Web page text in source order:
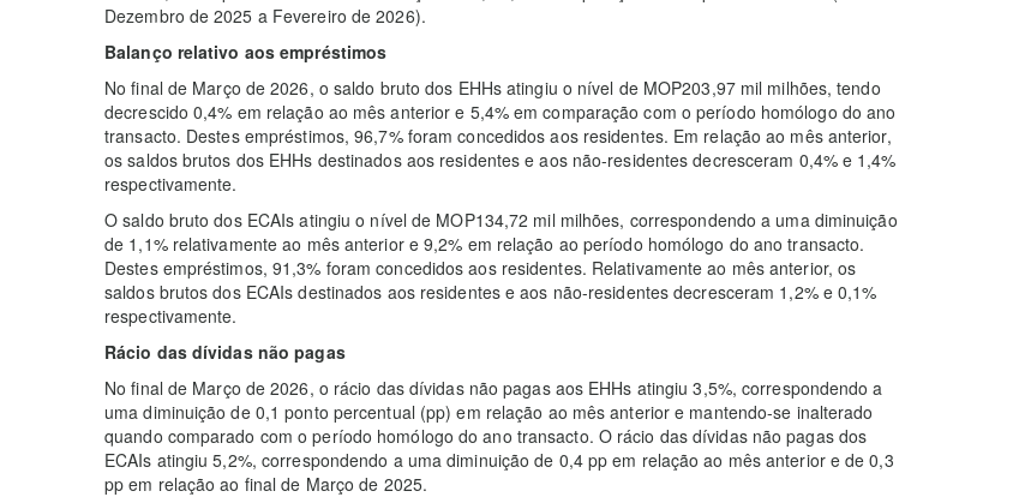
Dezembro de 2025 a Fevereiro de 2026).
Balanço relativo aos empréstimos
No final de Março de 2026, o saldo bruto dos EHHs atingiu o nível de MOP203,97 mil milhões, tendo
decrescido 0,4% em relação ao mês anterior e 5,4% em comparação com o período homólogo do ano
transacto. Destes empréstimos, 96,7% foram concedidos aos residentes. Em relação ao mês anterior,
os saldos brutos dos EHHs destinados aos residentes e aos não-residentes decresceram 0,4% e 1,4%
respectivamente.
O saldo bruto dos ECAIs atingiu o nível de MOP134,72 mil milhões, correspondendo a uma diminuição
de 1,1% relativamente ao mês anterior e 9,2% em relação ao período homólogo do ano transacto.
Destes empréstimos, 91,3% foram concedidos aos residentes. Relativamente ao mês anterior, os
saldos brutos dos ECAIs destinados aos residentes e aos não-residentes decresceram 1,2% e 0,1%
respectivamente.
Rácio das dívidas não pagas
No final de Março de 2026, o rácio das dívidas não pagas aos EHHs atingiu 3,5%, correspondendo a
uma diminuição de 0,1 ponto percentual (pp) em relação ao mês anterior e mantendo-se inalterado
quando comparado com o período homólogo do ano transacto. O rácio das dívidas não pagas dos
ECAIs atingiu 5,2%, correspondendo a uma diminuição de 0,4 pp em relação ao mês anterior e de 0,3
pp em relação ao final de Março de 2025.